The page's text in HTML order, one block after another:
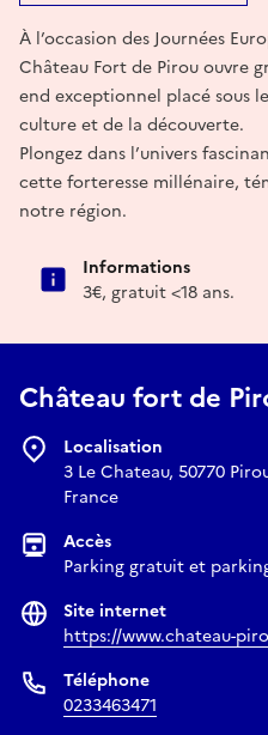
À l’occasion des Journées
Château Fort de Pirou ouvre
end exceptionnel placé sous
culture et de la découverte.
Plongez dans l’univers
cette forteresse millénaire,
notre région.
Informations
3€, gratuit <18 ans.
Château fort de
Localisation
3 Le Chateau, 50770
France
Accès
Parking gratuit et
Site internet
https://www.chateau-
Téléphone
0233463471